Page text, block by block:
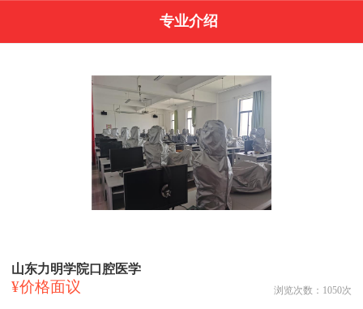
专业介绍
山东力明学院口腔医学
¥价格面议 浏览次数： 1050次